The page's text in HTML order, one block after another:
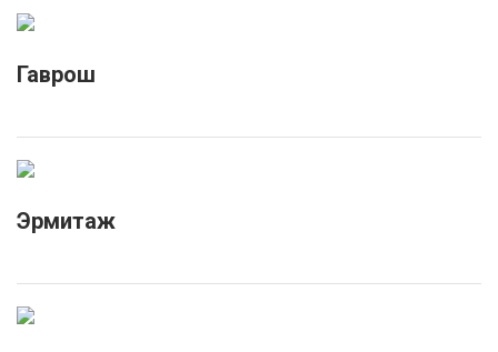
Гаврош
Эрмитаж